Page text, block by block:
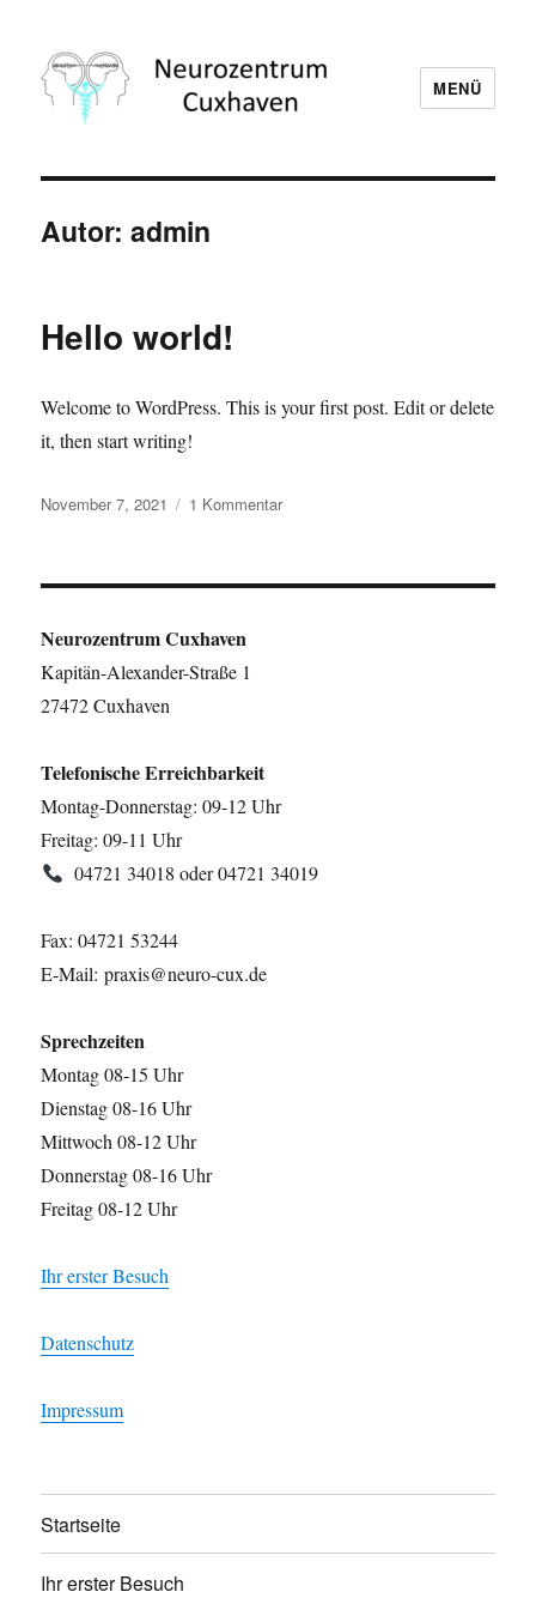
MENÜ
Autor:admin
Hello world!
Welcome to WordPress. This is your first post. Edit or delete
it, then start writing!
Veröffentlicht
November 7, 2021 1 Kommentarzu
Neurozentrum Cuxhaven
Kapitän-Alexander-Straße 1
27472 Cuxhaven
Telefonische Erreichbarkeit
Montag-Donnerstag: 09-12 Uhr
Freitag: 09-11 Uhr
04721 34018 oder 04721 34019
Fax: 04721 53244
E-Mail: praxis@neuro-cux.de
Sprechzeiten
Montag 08-15 Uhr
Dienstag 08-16 Uhr
Mittwoch 08-12 Uhr
Donnerstag 08-16 Uhr
Freitag 08-12 Uhr
Ihr erster Besuch
Datenschutz
Impressum
Startseite
Ihr erster Besuch